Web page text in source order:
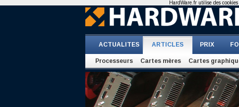
ACTUALITES ARTICLES PRIX
Processeurs Cartes mères Cartes
HardWare.fr utilise des